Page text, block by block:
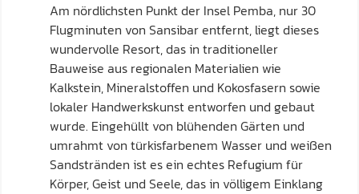
Am nördlichsten Punkt der Insel Pemba, nur 30
Flugminuten von Sansibar entfernt, liegt dieses
wundervolle Resort, das in traditioneller
Bauweise aus regionalen Materialien wie
Kalkstein, Mineralstoffen und Kokosfasern sowie
lokaler Handwerkskunst entworfen und gebaut
wurde. Eingehüllt von blühenden Gärten und
umrahmt von türkisfarbenem Wasser und weißen
Sandstränden ist es ein echtes Refugium für
Körper, Geist und Seele, das in völligem Einklang